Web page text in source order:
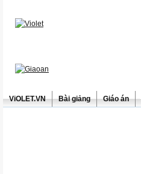
ViOLET.VN Bài giảng Giáo án